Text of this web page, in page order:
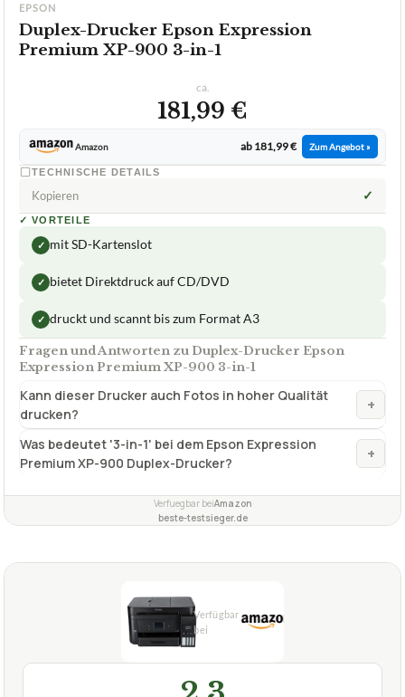
EPSON
Duplex-Drucker Epson Expression
Premium XP-900 3-in-1
ca.
181,99 €
Amazon ab 181,99 € Zum Angebot »
TECHNISCHE DETAILS
Kopieren ✓
✓ VORTEILE
✓ mit SD-Kartenslot
✓ bietet Direktdruck auf CD/DVD
✓ druckt und scannt bis zum Format A3
Fragen und Antworten zu Duplex-Drucker Epson
Expression Premium XP-900 3-in-1
Kann dieser Drucker auch Fotos in hoher Qualität
drucken?
+
Was bedeutet '3-in-1' bei dem Epson Expression
Premium XP-900 Duplex-Drucker?
+
Verfuegbar beiAmazon
beste-testsieger.de